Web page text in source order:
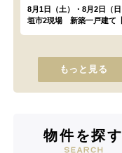
もっと見る
物件を探す